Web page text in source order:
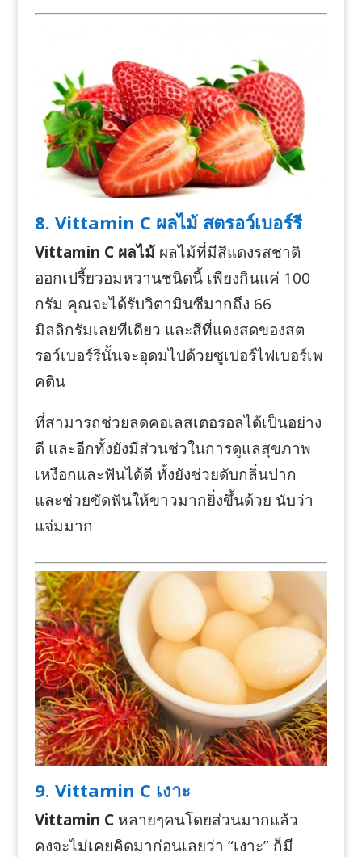
8. Vittamin C ผลไม้ สตรอว์เบอร์รี
Vittamin C ผลไม้ผลไม้ที่มีสีแดงรสชาติ
ออกเปรี้ยวอมหวานชนิดนี้ เพียงกินแค่ 100
กรัม คุณจะได้รับวิตามินซีมากถึง 66
มิลลิกรัมเลยทีเดียว และสีที่แดงสดของสต
รอว์เบอร์รีนั้นจะอุดมไปด้วยซูเปอร์ไฟเบอร์เพ
คติน
ที่สามารถช่วยลดคอเลสเตอรอลได้เป็นอย่าง
ดี และอีกทั้งยังมีส่วนช่วในการดูแลสุขภาพ
เหงือกและฟันได้ดี ทั้งยังช่วยดับกลิ่นปาก
และช่วยขัดฟันให้ขาวมากยิ่งขึ้นด้วย นับว่า
แจ่มมาก
9. Vittamin C เงาะ
Vittamin Cหลายๆคนโดยส่วนมากแล้ว
คงจะไม่เคยคิดมาก่อนเลยว่า “เงาะ” ก็มี